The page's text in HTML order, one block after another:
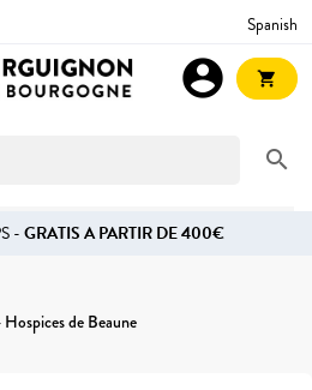
Spanish
search
account_circle shopping_cart
-GRATIS A PARTIR DE 400€
de Beaune